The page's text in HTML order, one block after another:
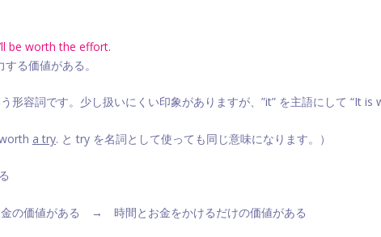
be worth the effort.
る価値がある。
う形容詞です。少し扱いにくい印象がありますが、”it” を主語にして “It
a try. と try を名詞として使っても同じ意味になります。）
の価値がある → 時間とお金をかけるだけの価値がある